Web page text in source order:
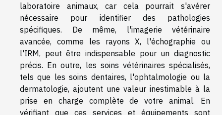
laboratoire animaux, car cela pourrait s'avérer
nécessaire pour identifier des pathologies
spécifiques. De même, l'imagerie vétérinaire
avancée, comme les rayons X, l'échographie ou
l'IRM, peut être indispensable pour un diagnostic
précis. En outre, les soins vétérinaires spécialisés,
tels que les soins dentaires, l'ophtalmologie ou la
dermatologie, ajoutent une valeur inestimable à la
prise en charge complète de votre animal. En
vérifiant que ces services et équipements sont